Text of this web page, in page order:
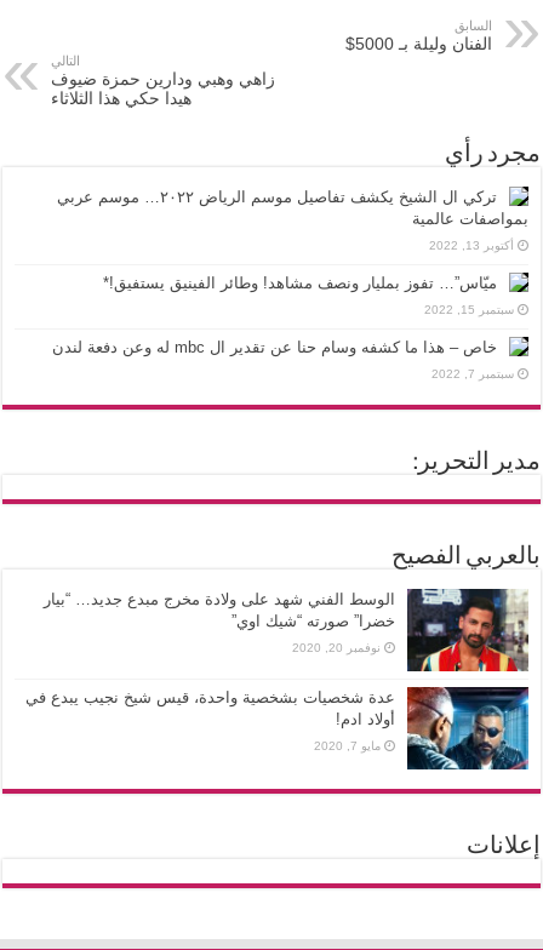
السابق
الفنان وليلة بـ 5000$
التالي
زاهي وهبي ودارين حمزة ضيوف
هيدا حكي هذا الثلاثاء
مجرد رأي
تركي ال الشيخ يكشف تفاصيل موسم الرياض ٢٠٢٢… موسم عربي
بمواصفات عالمية
أكتوبر 13, 2022
ميّاس”… تفوز بمليار ونصف مشاهد! وطائر الفينيق يستفيق!*
سبتمبر 15, 2022
خاص – هذا ما كشفه وسام حنا عن تقدير ال mbc له وعن دفعة لندن
سبتمبر 7, 2022
مدير التحرير:
بالعربي الفصيح
الوسط الفني شهد على ولادة مخرج مبدع جديد… “بيار
خضرا” صورته “شيك اوي”
نوفمبر 20, 2020
عدة شخصيات بشخصية واحدة، قيس شيخ نجيب يبدع في
أولاد ادم!
مايو 7, 2020
إعلانات